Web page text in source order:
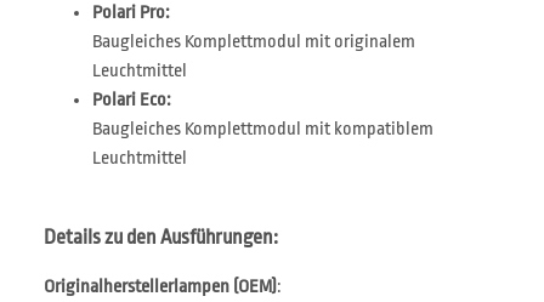
Polari Pro:
Baugleiches Komplettmodul mit originalem
Leuchtmittel
Polari Eco:
Baugleiches Komplettmodul mit kompatiblem
Leuchtmittel
Details zu den Ausführungen:
Originalherstellerlampen (OEM):